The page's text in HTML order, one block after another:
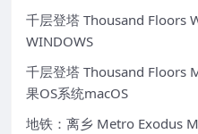
千层登塔 Thousand Floors
WINDOWS
千层登塔 Thousand Floors
果OS系统macOS
地铁：离乡 Metro Exodus